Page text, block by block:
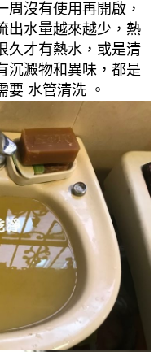
沒有使用再開啟，
出水量越來越少，熱
久才有熱水，或是清
沉澱物和異味，都是
要 水管清洗 。